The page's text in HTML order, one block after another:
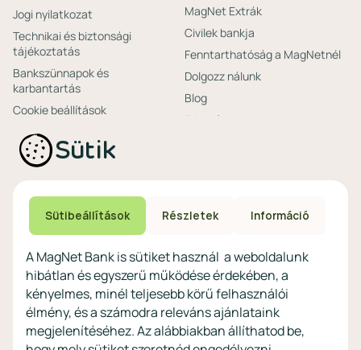
Jogi nyilatkozat
Technikai és biztonsági
tájékoztatás
Bankszünnapok és
karbantartás
Cookie beállítások
MagNet Extrák
Civilek bankja
Fenntarthatóság a MagNetnél
Dolgozz nálunk
Blog
Friss hírek
Ajánlataink non-
profitoknak
számlacsomagok
Megtakarítások non-
profitoknak
Digitális szolgáltatások non-
profitoknak
eszközökön
Vértezze fel magát a
kibercsalásokkal
szemben!
Látogasson el a KiberPajzs
Sütik
Sütibeállítások Részletek Információ
A MagNet Bank is sütiket használ a weboldalunk
hibátlan és egyszerű működése érdekében, a
kényelmes, minél teljesebb körű felhasználói
élmény, és a számodra releváns ajánlataink
megjelenítéséhez. Az alábbiakban állíthatod be,